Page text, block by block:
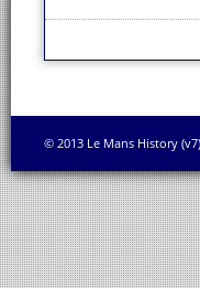
© 2013 Le Mans History (v7)